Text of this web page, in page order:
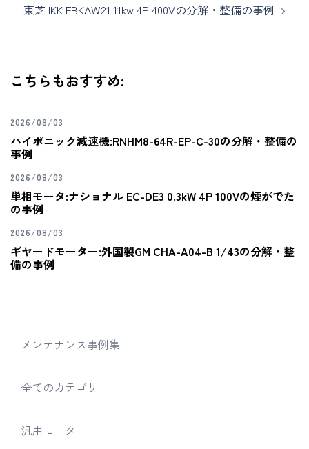
東芝 IKK FBKAW21 11kw 4P 400Vの分解・整備の事例
こちらもおすすめ:
2026/08/03
ハイポニック減速機:RNHM8-64R-EP-C-30の分解・整備の
事例
2026/08/03
単相モータ:ナショナル EC-DE3 0.3kW 4P 100Vの煙がでた
の事例
2026/08/03
ギヤードモーター:外国製GM CHA-A04-B 1/43の分解・整
備の事例
メンテナンス事例集
全てのカテゴリ
汎用モータ